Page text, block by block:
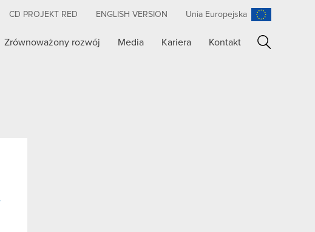
CD PROJEKT RED ENGLISH VERSION Unia Europejska
Zrównoważony rozwój Media Kariera Kontakt